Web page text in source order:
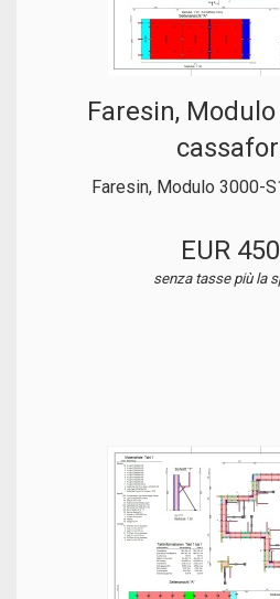
Faresin,
Faresin, Modulo 3000-
EUR
senza tasse più la